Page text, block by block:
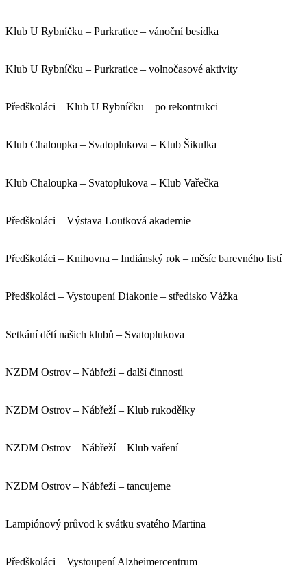
Klub U Rybníčku – Purkratice – vánoční besídka
Klub U Rybníčku – Purkratice – volnočasové aktivity
Předškoláci – Klub U Rybníčku – po rekontrukci
Klub Chaloupka – Svatoplukova – Klub Šikulka
Klub Chaloupka – Svatoplukova – Klub Vařečka
Předškoláci – Výstava Loutková akademie
Předškoláci – Knihovna – Indiánský rok – měsíc barevného listí
Předškoláci – Vystoupení Diakonie – středisko Vážka
Setkání dětí našich klubů – Svatoplukova
NZDM Ostrov – Nábřeží – další činnosti
NZDM Ostrov – Nábřeží – Klub rukodělky
NZDM Ostrov – Nábřeží – Klub vaření
NZDM Ostrov – Nábřeží – tancujeme
Lampiónový průvod k svátku svatého Martina
Předškoláci – Vystoupení Alzheimercentrum